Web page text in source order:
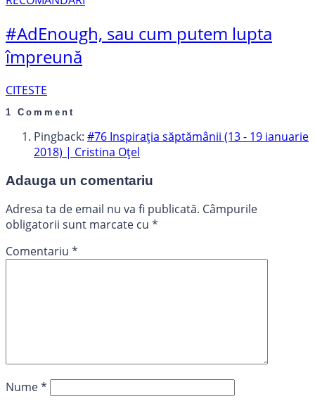
#AdEnough, sau cum putem lupta
împreună
CITESTE
1 Comment
Pingback: #76 Inspirația săptămânii (13 - 19 ianuarie
2018) | Cristina Oțel
Adauga un comentariu
Adresa ta de email nu va fi publicată. Câmpurile
obligatorii sunt marcate cu *
Comentariu *
Nume*